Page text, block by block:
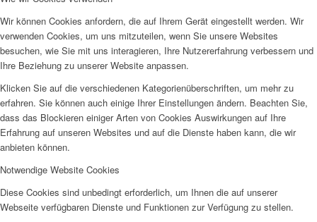
Wir können Cookies anfordern, die auf Ihrem Gerät eingestellt werden. Wir
verwenden Cookies, um uns mitzuteilen, wenn Sie unsere Websites
besuchen, wie Sie mit uns interagieren, Ihre Nutzererfahrung verbessern und
Ihre Beziehung zu unserer Website anpassen.
Klicken Sie auf die verschiedenen Kategorienüberschriften, um mehr zu
erfahren. Sie können auch einige Ihrer Einstellungen ändern. Beachten Sie,
dass das Blockieren einiger Arten von Cookies Auswirkungen auf Ihre
Erfahrung auf unseren Websites und auf die Dienste haben kann, die wir
anbieten können.
Notwendige Website Cookies
Diese Cookies sind unbedingt erforderlich, um Ihnen die auf unserer
Webseite verfügbaren Dienste und Funktionen zur Verfügung zu stellen.